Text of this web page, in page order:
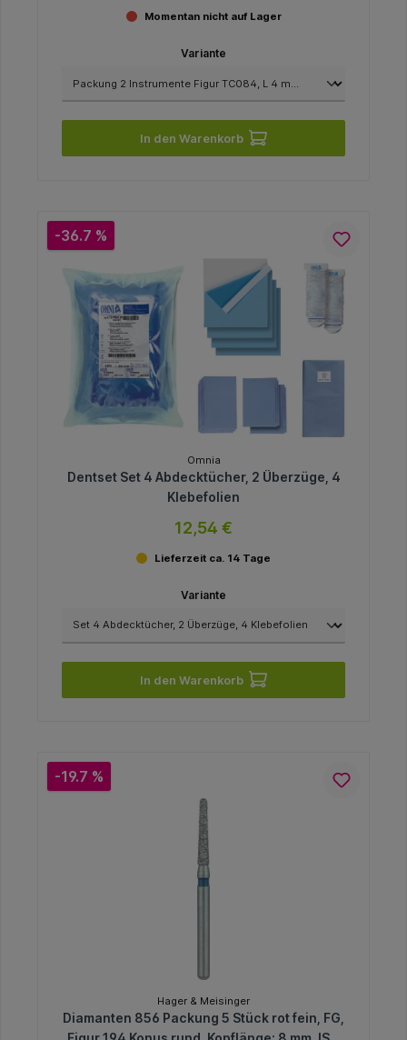
Momentan nicht auf Lager
Variante
In den Warenkorb
-36.7 %
Omnia
Dentset Set 4 Abdecktücher, 2 Überzüge, 4
Klebefolien
12,54 €
Lieferzeit ca. 14 Tage
Variante
In den Warenkorb
-19.7 %
Hager & Meisinger
Diamanten 856 Packung 5 Stück rot fein, FG,